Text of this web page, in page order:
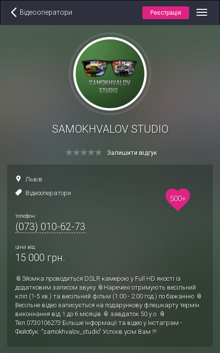
Відеооператори Реєстрація
SAMOKHVALOV STUDIO
Залишити відгук
Львів
Відеооператори
телефон:
(073) 010-62-73
ціна від:
15 000 грн.
📎Зйомка проводиться DSLR камерою у Full HD якості із
додатковим записом звуку 📎Наречені отримують весільний
кліп (1-5 хв.) та весільний фільм (1:00 - 2:00 год.) по бажанню 📎
Весільне відео записується на подарункову флешкарту термін
виконнання від 1 до 6 місяців 📎 завдаток 50 у.о. 📎
Тел.0730106273 Більше інформації та відео у Інстаграм -
Фейсбук: "samokhvalov_studio" Успіхів усім Вам !!!
500+